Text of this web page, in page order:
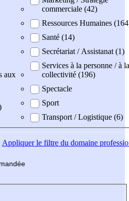
aux
commerciale (42)
Ressources Humaines
Santé (14)
Secrétariat / Assistanat (1)
Services à la personne / à la
collectivité (196)
Spectacle
Sport
Transport / Logistique (6)
Appliquerle filtre du domaine